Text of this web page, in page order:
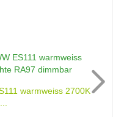
warmweiss 2700K